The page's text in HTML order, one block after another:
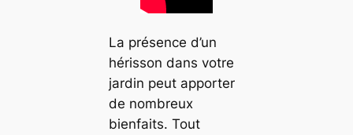
La présence d’un
hérisson dans votre
jardin peut apporter
de nombreux
bienfaits. Tout